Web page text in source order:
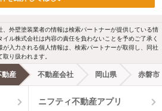
、外壁塗装業者の情報は検索パートナーが提供している情
ル株式会社は内容の責任を負わないことを予めご了承く
が入力される個人情報は、検索パートナーが取得し、同社
り扱われます。
動産 不動産会社 岡山県 赤磐市
ニフティ不動産アプリ